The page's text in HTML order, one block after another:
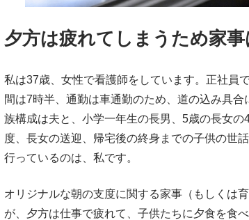
夕方は疲れてしまうため家事
私は37歳、女性で看護師をしています。正社員
間は7時半、通勤は車通勤のため、道の込み具
族構成は夫と、小学一年生の長男、5歳の長女
度、長女の送迎、帰宅後の終身までの子供の世
行っているのは、私です。
オリジナルな朝の支度に関する家事（もしくは
が、夕方は仕事で疲れて、子供たちに夕食を食